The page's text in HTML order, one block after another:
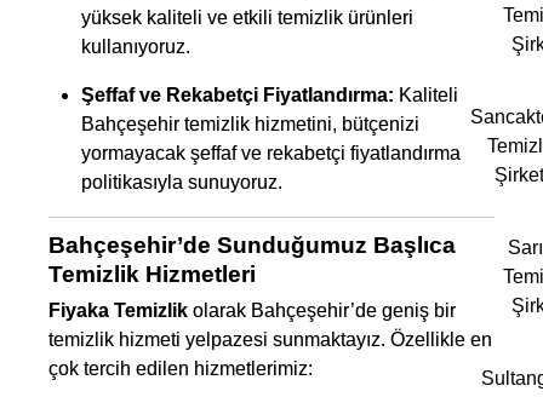
yüksek kaliteli ve etkili temizlik ürünleri
kullanıyoruz.
Şeffaf ve Rekabetçi Fiyatlandırma: Kaliteli
Bahçeşehir temizlik hizmetini, bütçenizi
yormayacak şeffaf ve rekabetçi fiyatlandırma
politikasıyla sunuyoruz.
Bahçeşehir’de Sunduğumuz Başlıca
Temizlik Hizmetleri
Fiyaka Temizlik olarak Bahçeşehir’de geniş bir
temizlik hizmeti yelpazesi sunmaktayız. Özellikle en
çok tercih edilen hizmetlerimiz: